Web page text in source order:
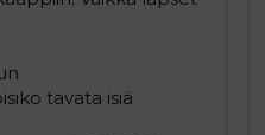
tavata isiä